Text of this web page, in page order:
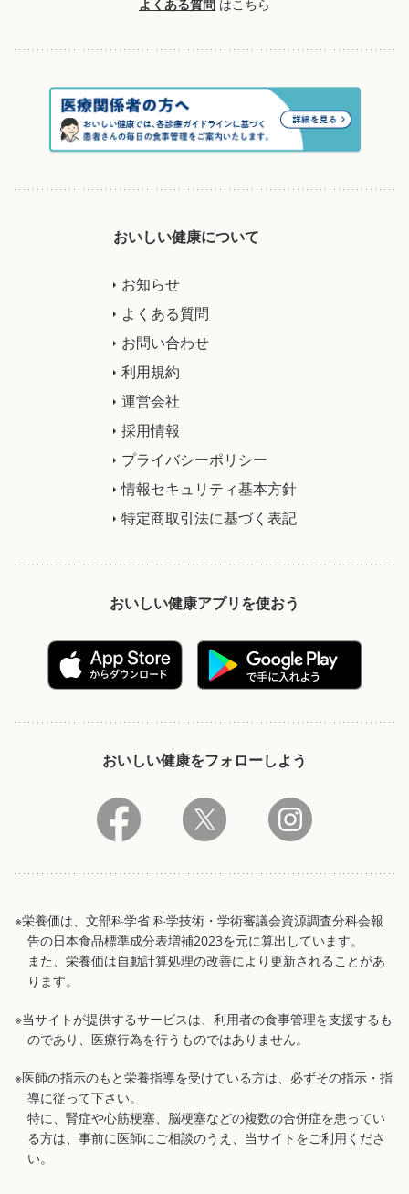
よくある質問 はこちら
おいしい健康について
お知らせ
よくある質問
お問い合わせ
利用規約
運営会社
採用情報
プライバシーポリシー
情報セキュリティ基本方針
特定商取引法に基づく表記
おいしい健康アプリを使おう
おいしい健康をフォローしよう
※栄養価は、文部科学省 科学技術・学術審議会資源調査分科会報
告の日本食品標準成分表増補2023を元に算出しています。
また、栄養価は自動計算処理の改善により更新されることがあ
ります。
※当サイトが提供するサービスは、利用者の食事管理を支援するも
のであり、医療行為を行うものではありません。
※医師の指示のもと栄養指導を受けている方は、必ずその指示・指
導に従って下さい。
特に、腎症や心筋梗塞、脳梗塞などの複数の合併症を患ってい
る方は、事前に医師にご相談のうえ、当サイトをご利用くださ
い。